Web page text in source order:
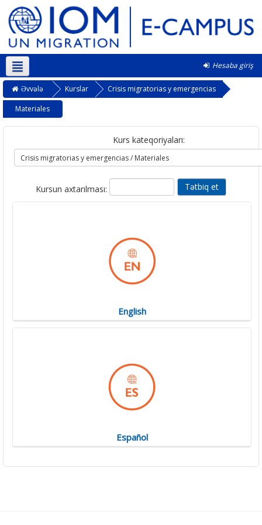
Hesaba giriş
Azərbaycanca ‎(az)‎
Əvvələ Kurslar
Crisis migratorias y emergencias
Materiales
Kurs kateqoriyaları:
Kursun axtarılması:
English
Español